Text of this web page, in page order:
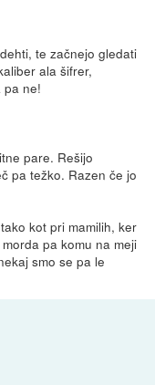
te začnejo gledati
ala šifrer,
pa ne!
pare. Rešijo
pa težko. Razen če jo
kot pri mamilih, ker
pa komu na meji
smo se pa le